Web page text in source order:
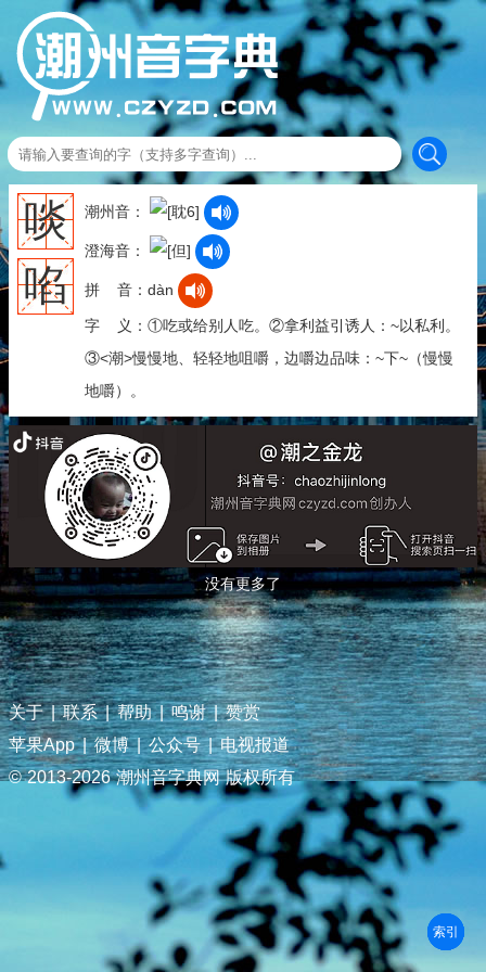
啖
啗
潮州音：
澄海音：
拼 音：dàn
字 义：①吃或给别人吃。②拿利益引诱人：~以私利。
③<潮>慢慢地、轻轻地咀嚼，边嚼边品味：~下~（慢慢
地嚼）。
没有更多了
关于 | 联系 | 帮助 | 鸣谢 | 赞赏
苹果App | 微博 | 公众号 | 电视报道
© 2013-2026 潮州音字典网 版权所有
部首
笔划
拼音
潮拼